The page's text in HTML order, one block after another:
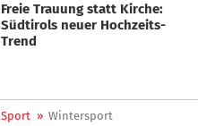
Freie Trauung statt Kirche:
Südtirols neuer Hochzeits-
Trend
Sport » Wintersport